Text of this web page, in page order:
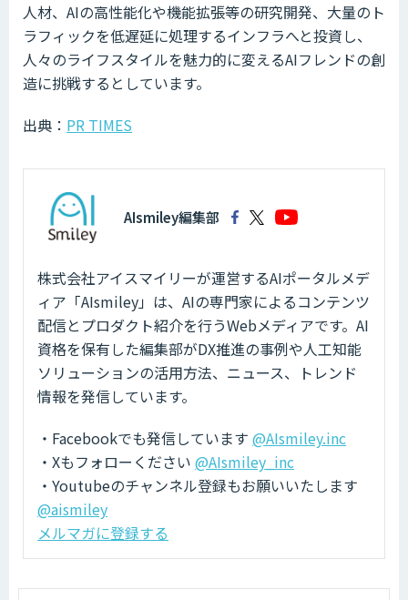
人材、AIの高性能化や機能拡張等の研究開発、大量のト
ラフィックを低遅延に処理するインフラへと投資し、
人々のライフスタイルを魅力的に変えるAIフレンドの創
造に挑戦するとしています。
出典： PR TIMES
AIsmiley編集部
株式会社アイスマイリーが運営するAIポータルメデ
ィア「AIsmiley」は、AIの専門家によるコンテンツ
配信とプロダクト紹介を行うWebメディアです。AI
資格を保有した編集部がDX推進の事例や人工知能
ソリューションの活用方法、ニュース、トレンド
情報を発信しています。
・Facebookでも発信しています @AIsmiley.inc
・Xもフォローください @AIsmiley_inc
・Youtubeのチャンネル登録もお願いいたします
@aismiley
メルマガに登録する